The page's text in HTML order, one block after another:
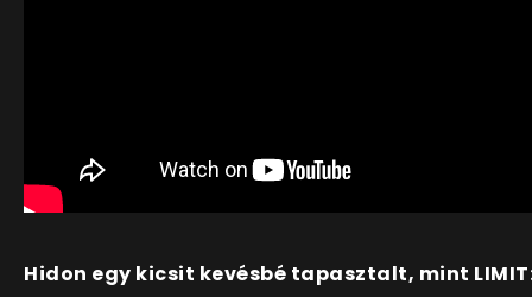
Hidon egy kicsit kevésbé tapasztalt, mint